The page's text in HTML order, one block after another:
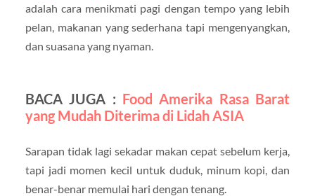
adalah cara menikmati pagi dengan tempo yang lebih
pelan, makanan yang sederhana tapi mengenyangkan,
dan suasana yang nyaman.
BACA JUGA : Food Amerika Rasa Barat
yang Mudah Diterima di Lidah ASIA
Sarapan tidak lagi sekadar makan cepat sebelum kerja,
tapi jadi momen kecil untuk duduk, minum kopi, dan
benar-benar memulai hari dengan tenang.